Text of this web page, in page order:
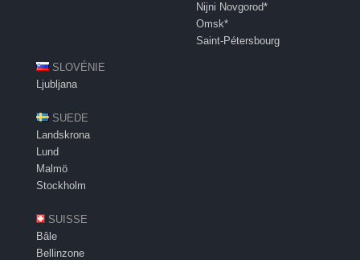
Nijni Novgorod*
Omsk*
Saint-Pétersbourg
SLOVÉNIE
Ljubljana
SUEDE
Landskrona
Lund
Malmö
Stockholm
SUISSE
Bâle
Bellinzone